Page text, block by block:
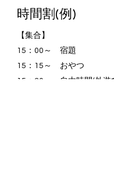
時間割(例)
【集合】
15：00～ 宿題
15：15～ おやつ
15：30～ 自由時間(外遊